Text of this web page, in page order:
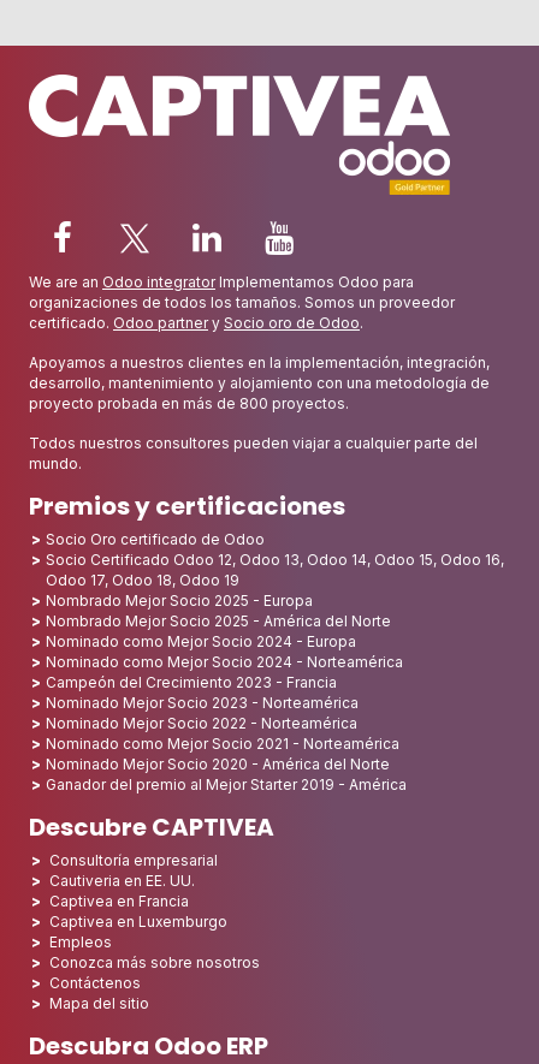
We are an Odoo integratorImplementamos Odoo para
organizaciones de todos los tamaños. Somos un proveedor
certificado. Odoo partnery Socio oro de Odoo.
Apoyamos a nuestros clientes en la implementación, integración,
desarrollo, mantenimiento y alojamiento con una metodología de
proyecto probada en más de 800 proyectos.
Todos nuestros consultores pueden viajar a cualquier parte del
mundo.
Premios y certificaciones
Socio Oro certificado de Odoo
Socio Certificado Odoo 12, Odoo 13, Odoo 14, Odoo 15, Odoo 16,
Odoo 17, Odoo 18, Odoo 19
Nombrado Mejor Socio 2025 - Europa
Nombrado Mejor Socio 2025 - América del Norte
Nominado como Mejor Socio 2024 - Europa
Nominado como Mejor Socio 2024 - Norteamérica
Campeón del Crecimiento 2023 - Francia
Nominado Mejor Socio 2023 - Norteamérica
Nominado Mejor Socio 2022 - Norteamérica
Nominado como Mejor Socio 2021 - Norteamérica
Nominado Mejor Socio 2020 - América del Norte
Ganador del premio al Mejor Starter 2019 - América
Descubre CAPTIVEA
Consultoría empresarial
Cautiveria en EE. UU.
Captivea en Francia
Captivea en Luxemburgo
Empleos
Conozca más sobre nosotros
Contáctenos
Mapa del sitio
Descubra Odoo ERP